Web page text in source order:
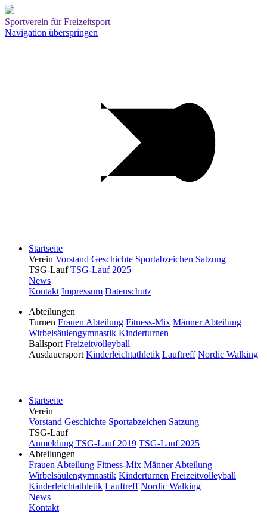
Sportverein für Freizeitsport
Navigation überspringen
Startseite
Verein Vorstand Geschichte Sportabzeichen Satzung
TSG-Lauf TSG-Lauf 2025
News
Kontakt Impressum Datenschutz
Abteilungen
Turnen Frauen Abteilung Fitness-Mix Männer Abteilung
Wirbelsäulengymnastik Kinderturnen
Ballsport Freizeitvolleyball
Ausdauersport Kinderleichtathletik Lauftreff Nordic Walking
Startseite
Verein
Vorstand Geschichte Sportabzeichen Satzung
TSG-Lauf
Anmeldung TSG-Lauf 2019 TSG-Lauf 2025
Abteilungen
Frauen Abteilung Fitness-Mix Männer Abteilung
Wirbelsäulengymnastik Kinderturnen Freizeitvolleyball
Kinderleichtathletik Lauftreff Nordic Walking
News
Kontakt